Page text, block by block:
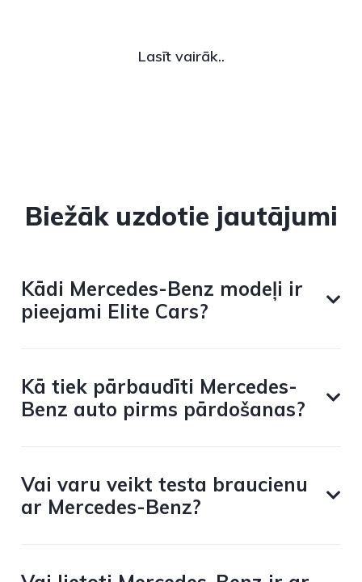
Lasīt vairāk..
Biežāk uzdotie jautājumi
Kādi Mercedes-Benz modeļi ir
pieejami Elite Cars?
Kā tiek pārbaudīti Mercedes-
Benz auto pirms pārdošanas?
Vai varu veikt testa braucienu
ar Mercedes-Benz?